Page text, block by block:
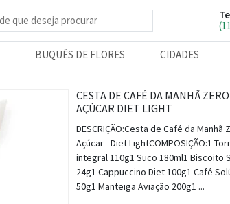
BUQUÊS DE FLORES CIDADES
CESTA DE CAFÉ DA MANHÃ ZERO
AÇÚCAR DIET LIGHT
DESCRIÇÃO:Cesta de Café da Manhã
Açúcar - Diet LightCOMPOSIÇÃO:1
integral 110g1 Suco 180ml1 Biscoito
24g1 Cappuccino Diet 100g1 Café
50g1 Manteiga Aviação 200g1 ...